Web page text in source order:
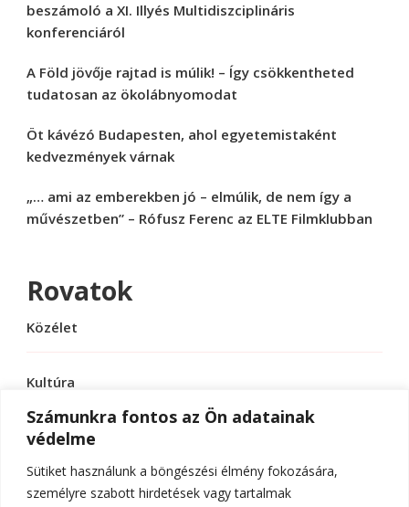
Számunkra fontos az Ön adatainak
védelme
Sütiket használunk a böngészési élmény fokozására,
személyre szabott hirdetések vagy tartalmak
beszámoló a XI. Illyés Multidiszciplináris
konferenciáról
A Föld jövője rajtad is múlik! – Így csökkentheted
tudatosan az ökolábnyomodat
Öt kávézó Budapesten, ahol egyetemistaként
kedvezmények várnak
„… ami az emberekben jó – elmúlik, de nem így a
művészetben” – Rófusz Ferenc az ELTE Filmklubban
Rovatok
Közélet
Kultúra
Sport
Tudomány